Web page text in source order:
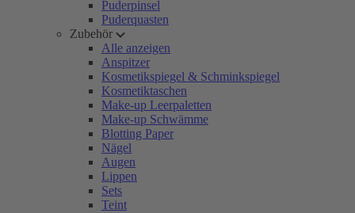
Puderpinsel
Puderquasten
Zubehör
Alle anzeigen
Anspitzer
Kosmetikspiegel & Schminkspiegel
Kosmetiktaschen
Make-up Leerpaletten
Make-up Schwämme
Blotting Paper
Nägel
Augen
Lippen
Sets
Teint